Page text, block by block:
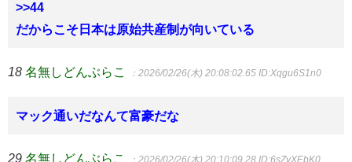
>>44
だからこそ日本は原始共産制が向いている
18 名無しどんぶらこ ：2026/02/26(木) 20:08:02.65 ID:Xqgu6S1n0
マック通いだなんて富豪だな
29 名無しどんぶらこ ：2026/02/26(木) 20:10:09.28 ID:6sZvXEbK0